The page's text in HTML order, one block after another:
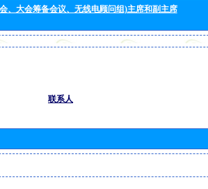
、大会筹备会议、无线电顾问组)主席和副主席
联系人